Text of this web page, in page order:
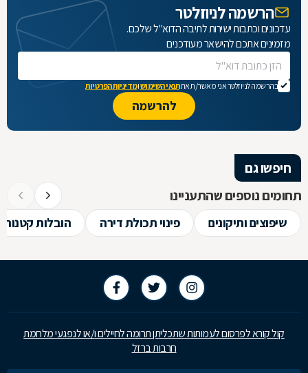
הרשמה לניוזלטר
עדכונים וכתבות ישירות לתיבה הדוא"ל שלכם.
מזמינים אתכם להישאר מעודכנים
בהרשמה לניוזלטר אני מאשר/ת אתתנאי השימושומדיניות הפרטיות
חיפשו גם
תחומים נוספים שהתעניינו
שיפוצים ותיקונים פינוי תכולת דירה הובלות קטנות
קול קורא לפרסום לעמותות שתכליתן תרומה לחיילים ו/או לנפגעי מלחמת
חרבות ברזל